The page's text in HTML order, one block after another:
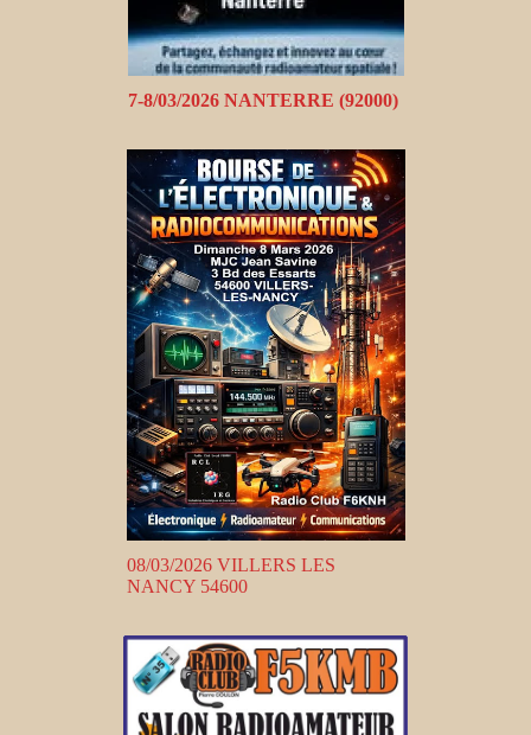
7-8/03/2026 NANTERRE (92000)
08/03/2026 VILLERS LES
NANCY 54600